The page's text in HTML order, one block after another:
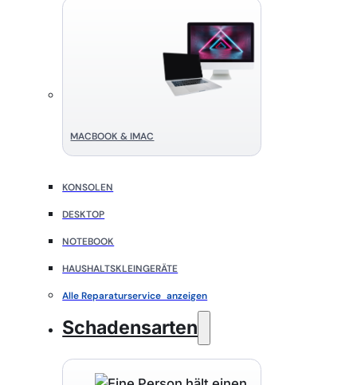
MACBOOK & IMAC
KONSOLEN
DESKTOP
NOTEBOOK
HAUSHALTSKLEINGERÄTE
Alle Reparaturservice anzeigen
Schadensarten